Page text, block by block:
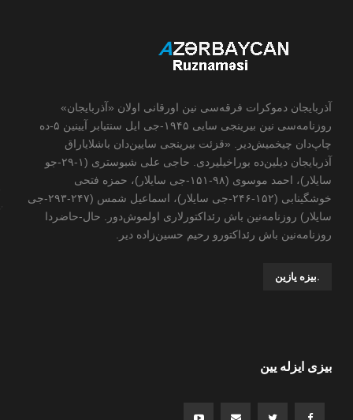
آذربایجان دموکرات فرقه‌سی نین اورقانی اولان «آذربایجان»
روزنامه‌سی نین بیرینجی سایی ۱۹۴۵-جی ایل سنتیابر آیینین ۵-ده
چاپ‌دان چیخمیش‌دیر. «قزئت بیرینجی سایین‌دان باشلایاراق
آذربایجان دیلین‌ده بوراخیلیردی. حاجی علی شبوستری (۱-۲۹-جو
سایلار)، احمد موسوی (۹۸-۱۵۱-جی سایلار)، حمزه فتحی
خوشگینابی (۱۵۲-۲۴۶-جی سایلار)، اسماعیل شمس (۲۴۷-۲۹۳-جی
سایلار) روزنامه‌نین باش رئداکتورلاری اولموش‌دور. حال-حاضردا
روزنامه‌نین باش رئداکتورو رحیم حسین‌زاده ‌دیر.
.بیزه یازین
بیزی ایزله یین